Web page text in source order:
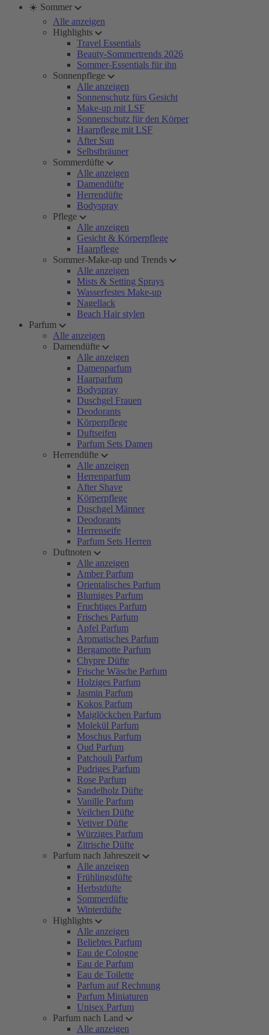
☀️ Sommer
Alle anzeigen
Highlights
Travel Essentials
Beauty-Sommertrends 2026
Sommer-Essentials für ihn
Sonnenpflege
Alle anzeigen
Sonnenschutz fürs Gesicht
Make-up mit LSF
Sonnenschutz für den Körper
Haarpflege mit LSF
After Sun
Selbstbräuner
Sommerdüfte
Alle anzeigen
Damendüfte
Herrendüfte
Bodyspray
Pflege
Alle anzeigen
Gesicht & Körperpflege
Haarpflege
Sommer-Make-up und Trends
Alle anzeigen
Mists & Setting Sprays
Wasserfestes Make-up
Nagellack
Beach Hair stylen
Parfum
Alle anzeigen
Damendüfte
Alle anzeigen
Damenparfum
Haarparfum
Bodyspray
Duschgel Frauen
Deodorants
Körperpflege
Duftseifen
Parfum Sets Damen
Herrendüfte
Alle anzeigen
Herrenparfum
After Shave
Körperpflege
Duschgel Männer
Deodorants
Herrenseife
Parfum Sets Herren
Duftnoten
Alle anzeigen
Amber Parfum
Orientalisches Parfum
Blumiges Parfum
Fruchtiges Parfum
Frisches Parfum
Apfel Parfum
Aromatisches Parfum
Bergamotte Parfum
Chypre Düfte
Frische Wäsche Parfum
Holziges Parfum
Jasmin Parfum
Kokos Parfum
Maiglöckchen Parfum
Molekül Parfum
Moschus Parfum
Oud Parfum
Patchouli Parfum
Pudriges Parfum
Rose Parfum
Sandelholz Düfte
Vanille Parfum
Veilchen Düfte
Vetiver Düfte
Würziges Parfum
Zitrische Düfte
Parfum nach Jahreszeit
Alle anzeigen
Frühlingsdüfte
Herbstdüfte
Sommerdüfte
Winterdüfte
Highlights
Alle anzeigen
Beliebtes Parfum
Eau de Cologne
Eau de Parfum
Eau de Toilette
Parfum auf Rechnung
Parfum Miniaturen
Unisex Parfum
Parfum nach Land
Alle anzeigen